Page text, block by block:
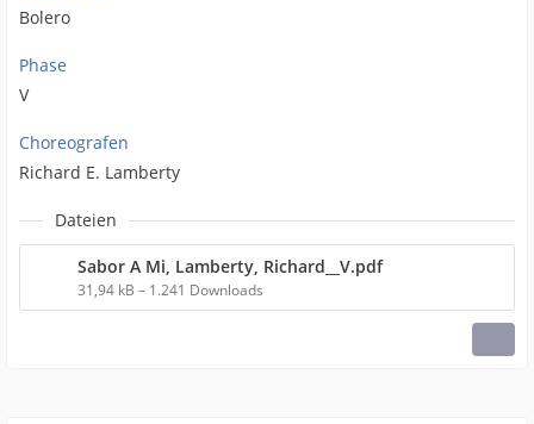
Bolero
Phase
V
Choreografen
Richard E. Lamberty
Dateien
Sabor A Mi, Lamberty, Richard__V.pdf
31,94 kB – 1.241 Downloads